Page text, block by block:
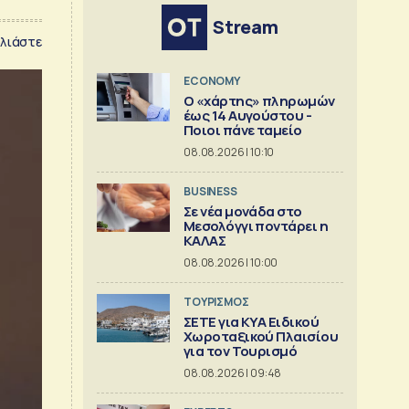
Stream
ECONOMY
Ο «χάρτης» πληρωμών
έως 14 Αυγούστου -
Ποιοι πάνε ταμείο
08.08.2026 | 10:10
BUSINESS
Σε νέα μονάδα στο
Μεσολόγγι ποντάρει η
ΚΑΛΑΣ
08.08.2026 | 10:00
ΤΟΥΡΙΣΜΟΣ
ΣΕΤΕ για ΚΥΑ Ειδικού
Χωροταξικού Πλαισίου
για τον Τουρισμό
08.08.2026 | 09:48